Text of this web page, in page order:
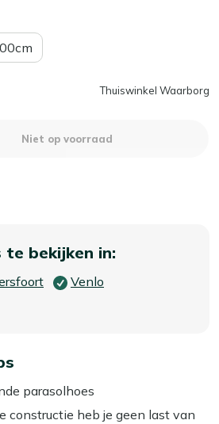
Thuiswinkel Waarborg
Niet op voorraad
bekijken in:
Venlo
parasolhoes
constructie heb je geen last van